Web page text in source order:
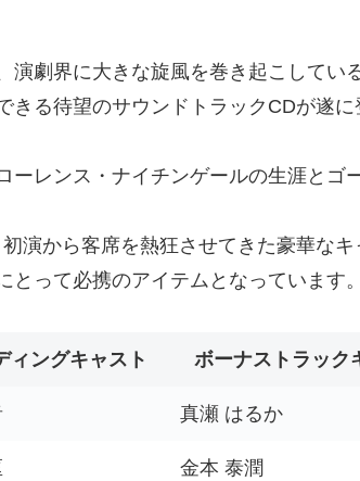
劇界に大きな旋風を巻き起こしてい
きる待望のサウンドトラックCDが遂に
ーレンス・ナイチンゲールの生涯とゴ
演から客席を熱狂させてきた豪華なキ
って必携のアイテムとなっています。
ィングキャスト ボーナストラック
真瀬 はるか
金本 泰潤